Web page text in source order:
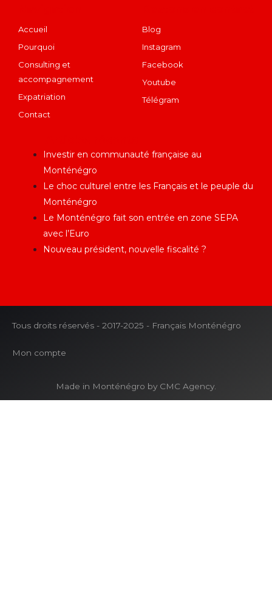
Accueil
Pourquoi
Consulting et
accompagnement
Expatriation
Contact
Blog
Instagram
Facebook
Youtube
Télégram
Investir en communauté française au
Monténégro
Le choc culturel entre les Français et le peuple du
Monténégro
Le Monténégro fait son entrée en zone SEPA
avec l’Euro
Nouveau président, nouvelle fiscalité ?
Tous droits réservés - 2017-2025 - Français Monténégro
Mon compte
Made in Monténégro by CMC Agency.